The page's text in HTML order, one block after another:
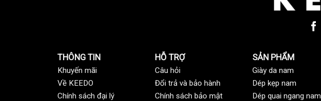
THÔNG TIN
Khuyến mãi
Về KEEDO
Chính sách đại lý
HỖ TRỢ
Câu hỏi
Đổi trả và bảo hành
Chính sách bảo mật
SẢN PHẨM
Giày da nam
Dép kẹp nam
Dép quai ngang nam